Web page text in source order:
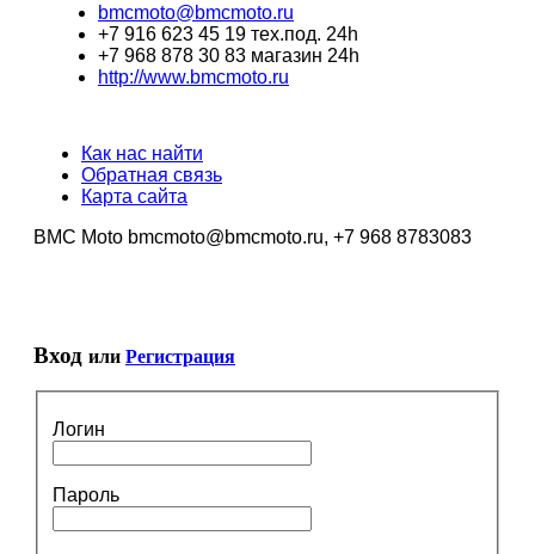
bmcmoto@bmcmoto.ru
+7 916 623 45 19 тех.под. 24h
+7 968 878 30 83 магазин 24h
http://www.bmcmoto.ru
Как нас найти
Обратная связь
Карта сайта
BMC Moto bmcmoto@bmcmoto.ru, +7 968 8783083
Вход или Регистрация
Логин
Пароль